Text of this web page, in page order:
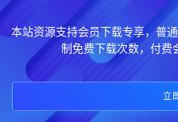
本站资源支持会员下载专享，普
制免费下载次数，付费
立